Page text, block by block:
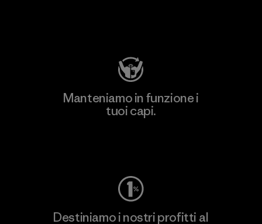
Manteniamo in funzione i
tuoi capi.
Destiniamo i nostri profitti al